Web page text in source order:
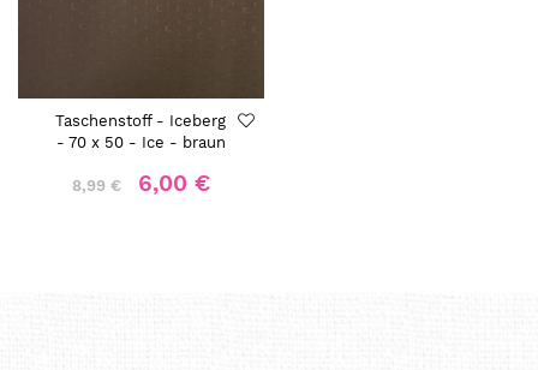
Taschenstoff - Iceberg
- 70 x 50 - Ice - braun
8,99 € 6,00 €